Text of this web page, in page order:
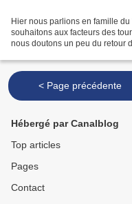
Hier nous parlions en famille
souhaitons aux facteurs des
nous doutons un peu du retour
< Page précédente
Hébergé par Canalblog
Top articles
Pages
Contact